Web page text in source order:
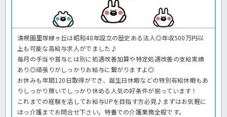
清幌園里塚緑ヶ丘は昭和48年設立の歴史ある法人◎年収500万円以
上も可能な高給与求人がでました♪
毎月の手当や賞与とは別に処遇改善加算や特定処遇改善の支給実績
あり◎頑張りがしっかりお給与に繋がりますよ◎
お休みも年間120日取得ができ、誕生日休暇などの特別有給休暇もあ
りしっかり稼いでしっかり休める人気の好条件が揃っています！
これまでの経験を活してお給与UPを目指す方必見♪まずはお気軽に
ほっ介護までお問合せ下さい。特養での介護業務全般です。